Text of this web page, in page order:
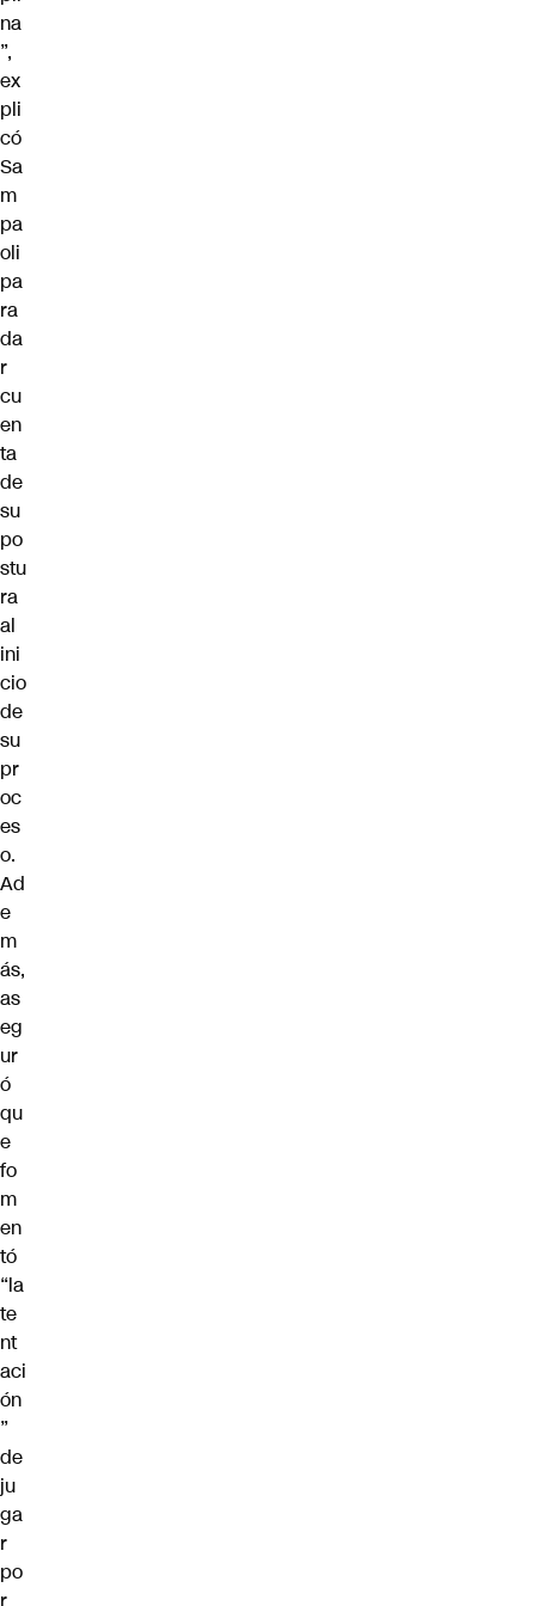
na
”,
ex
pli
có
Sa
m
pa
oli
pa
ra
da
r
cu
en
ta
de
su
po
stu
ra
al
ini
cio
de
su
pr
oc
es
o.
Ad
e
m
ás,
as
eg
ur
ó
qu
e
fo
m
en
tó
“la
te
nt
aci
ón
”
de
ju
ga
r
po
r